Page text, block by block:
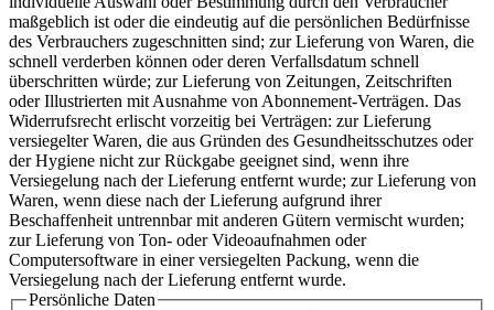
maßgeblich ist oder die eindeutig auf die persönlichen Bedürfnisse
des Verbrauchers zugeschnitten sind; zur Lieferung von Waren, die
schnell verderben können oder deren Verfallsdatum schnell
überschritten würde; zur Lieferung von Zeitungen, Zeitschriften
oder Illustrierten mit Ausnahme von Abonnement-Verträgen. Das
Widerrufsrecht erlischt vorzeitig bei Verträgen: zur Lieferung
versiegelter Waren, die aus Gründen des Gesundheitsschutzes oder
der Hygiene nicht zur Rückgabe geeignet sind, wenn ihre
Versiegelung nach der Lieferung entfernt wurde; zur Lieferung von
Waren, wenn diese nach der Lieferung aufgrund ihrer
Beschaffenheit untrennbar mit anderen Gütern vermischt wurden;
zur Lieferung von Ton- oder Videoaufnahmen oder
Computersoftware in einer versiegelten Packung, wenn die
Versiegelung nach der Lieferung entfernt wurde.
Persönliche Daten